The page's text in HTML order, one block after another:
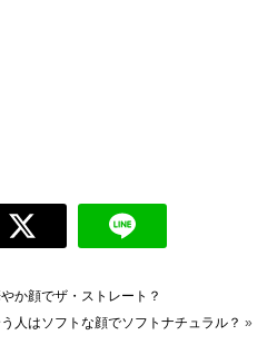
か顔でザ・ストレート？
人はソフトな顔でソフトナチュラル？ »